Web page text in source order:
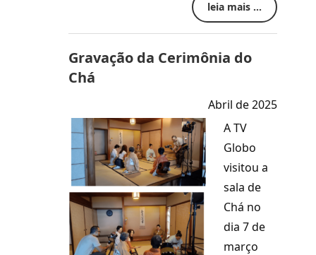
leia mais ...
Gravação da Cerimônia do
Chá
Abril de 2025
A TV
Globo
visitou a
sala de
Chá no
dia 7 de
março